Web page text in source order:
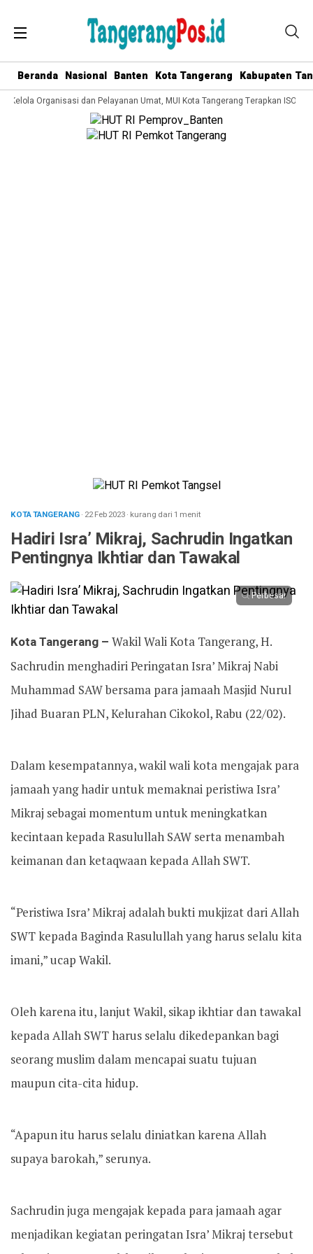
Beranda Nasional Banten Kota Tangerang Kabupaten
Kelola Organisasi dan Pelayanan Umat, MUI Kota Tangerang Terapkan ISO
KOTA TANGERANG· 22 Feb 2023· kurang dari 1 menit
Hadiri Isra’ Mikraj, Sachrudin Ingatkan
Pentingnya Ikhtiar dan Tawakal
Perbesar
Kota Tangerang – Wakil Wali Kota Tangerang, H.
Sachrudin menghadiri Peringatan Isra’ Mikraj Nabi
Muhammad SAW bersama para jamaah Masjid Nurul
Jihad Buaran PLN, Kelurahan Cikokol, Rabu (22/02).
Dalam kesempatannya, wakil wali kota mengajak para
jamaah yang hadir untuk memaknai peristiwa Isra’
Mikraj sebagai momentum untuk meningkatkan
kecintaan kepada Rasulullah SAW serta menambah
keimanan dan ketaqwaan kepada Allah SWT.
“Peristiwa Isra’ Mikraj adalah bukti mukjizat dari Allah
SWT kepada Baginda Rasulullah yang harus selalu kita
imani,” ucap Wakil.
Oleh karena itu, lanjut Wakil, sikap ikhtiar dan tawakal
kepada Allah SWT harus selalu dikedepankan bagi
seorang muslim dalam mencapai suatu tujuan
maupun cita-cita hidup.
“Apapun itu harus selalu diniatkan karena Allah
supaya barokah,” serunya.
Sachrudin juga mengajak kepada para jamaah agar
menjadikan kegiatan peringatan Isra’ Mikraj tersebut